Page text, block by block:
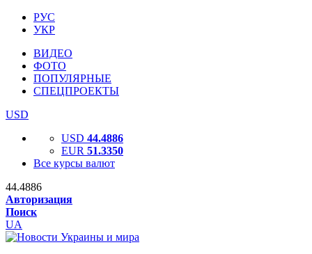
РУС
УКР
ВИДЕО
ФОТО
ПОПУЛЯРНЫЕ
СПЕЦПРОЕКТЫ
USD
USD 44.4886
EUR 51.3350
Все курсы валют
44.4886
Авторизация
Поиск
UA